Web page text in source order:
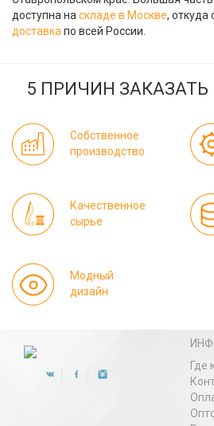
доступна наскладе в Москве, откуда
доставкапо всей России.
5 ПРИЧИН ЗАКАЗАТЬ
Собственное
производство
Качественное
сырье
Модный
дизайн
Где